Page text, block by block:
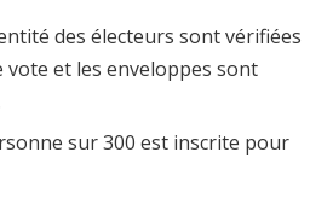
des électeurs sont vérifiées
vote et les enveloppes sont
sur 300 est inscrite pour